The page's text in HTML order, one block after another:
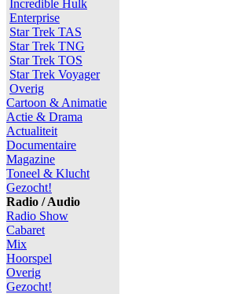
Incredible Hulk
Enterprise
Star Trek TAS
Star Trek TNG
Star Trek TOS
Star Trek Voyager
Overig
Cartoon & Animatie
Actie & Drama
Actualiteit
Documentaire
Magazine
Toneel & Klucht
Gezocht!
Radio / Audio
Radio Show
Cabaret
Mix
Hoorspel
Overig
Gezocht!